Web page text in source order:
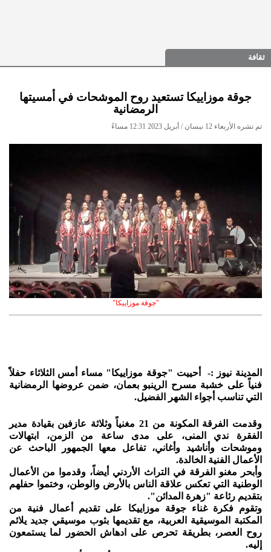
ثقافة
جوقة موزاييكا تستعيد روح الموشحات في أمسيتها
الرمضانية
تم نشره الأربعاء 12 نيسان / أبريل 2023 12:31 مساءً
"جوقة موزاييكا"
المدينة نيوز :- أحييت "جوقة موزاييكا" مساء أمس الثلاثاء حفلاً
فنياً على خشبة مسرح الرينبو بعمان، ضمن عروضها الرمضانية
التي تناسب أجواء الشهر الفضيل.
وقدمت الفرقة المكونة من 21 مغنياً وثلاثة عازفين بقيادة مدير
الفقرة ندي المنى، على مدى ساعة من الزمن، ابتهالات
وموشحات وأناشيد وأغاني، تفاعل معها الجمهور الباحث عن
الأعمال الفنية الخالدة.
وأبحر مغنو الفرقة في التراث الأردني أيضاً، وقدموا من الأعمال
الوطنية التي تعكس علاقة الناس بالأرض والوطن، وختموا حفلهم
بتقديم رئاعة "زهرة المدائن".
وتقوم فكرة غناء جوقة موزاييكا على تقديم أعمال فنية من
المكتبة الموسيقية العربية، مع تقديمها بثوب موسيقي جديد يلائم
روح العصر، بطريقة تحرص على ادهاش الحضور لما يستمعون
إليه.